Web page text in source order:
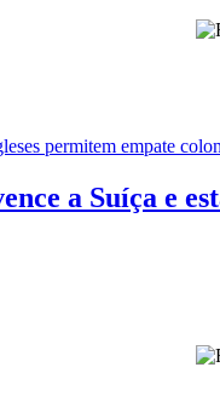
permitem empate
a Suíça e